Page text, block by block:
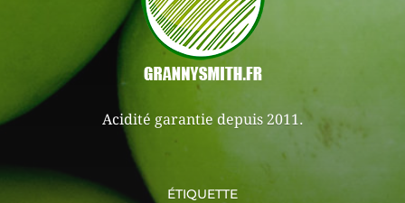
Acidité garantie depuis 2011.
ÉTIQUETTE